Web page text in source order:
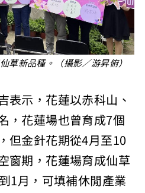
草新品種。（攝影／游昇俯）
示，花蓮以赤科山、
，花蓮場也曾育成7個
但金針花期從4月至10
窗期，花蓮場育成仙草
1月，可填補休閒產業